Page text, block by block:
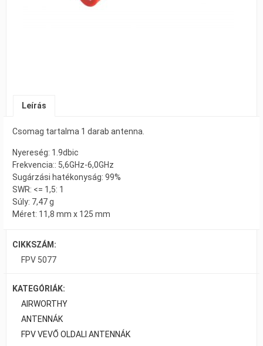
Leírás
Csomag tartalma 1 darab antenna.
Nyereség: 1.9dbic
Frekvencia:: 5,6GHz-6,0GHz
Sugárzási hatékonyság: 99%
SWR: <= 1,5: 1
Súly: 7,47 g
Méret: 11,8 mm x 125 mm
CIKKSZÁM:
FPV 5077
KATEGÓRIÁK:
AIRWORTHY
ANTENNÁK
FPV VEVŐ OLDALI ANTENNÁK